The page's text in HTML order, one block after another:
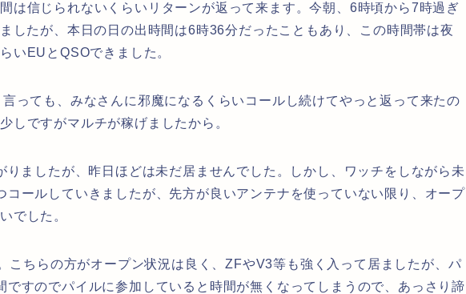
は信じられないくらいリターンが返って来ます。今朝、6時頃から7時過ぎ
したが、本日の日の出時間は6時36分だったこともあり、この時間帯は夜
いEUとQSOできました。
っても、みなさんに邪魔になるくらいコールし続けてやっと返って来たの
しですがマルチが稼げましたから。
りましたが、昨日ほどは未だ居ませんでした。しかし、ワッチをしながら未
コールしていきましたが、先方が良いアンテナを使っていない限り、オープ
でした。
こちらの方がオープン状況は良く、ZFやV3等も強く入って居ましたが、パ
ですのでパイルに参加していると時間が無くなってしまうので、あっさり諦